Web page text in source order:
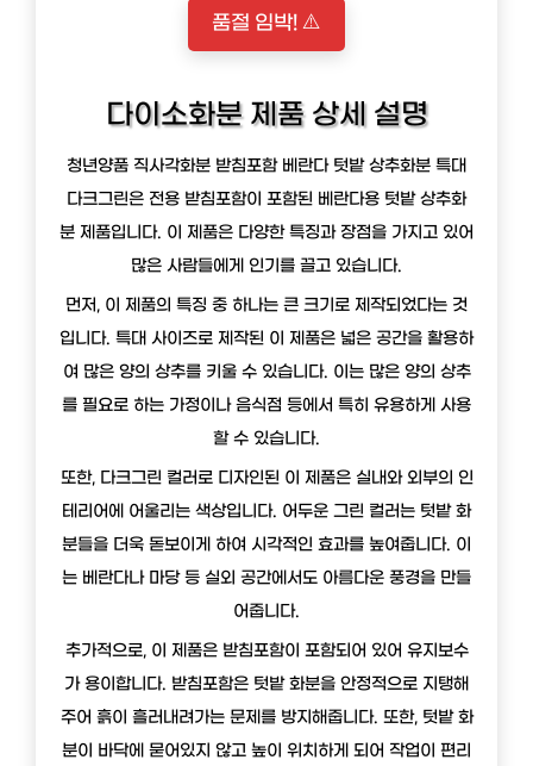
품절 임박! ⚠️
다이소화분 제품 상세 설명
청년양품 직사각화분 받침포함 베란다 텃밭 상추화분 특대
다크그린은 전용 받침포함이 포함된 베란다용 텃밭 상추화
분 제품입니다. 이 제품은 다양한 특징과 장점을 가지고 있어
많은 사람들에게 인기를 끌고 있습니다.
먼저, 이 제품의 특징 중 하나는 큰 크기로 제작되었다는 것
입니다. 특대 사이즈로 제작된 이 제품은 넓은 공간을 활용하
여 많은 양의 상추를 키울 수 있습니다. 이는 많은 양의 상추
를 필요로 하는 가정이나 음식점 등에서 특히 유용하게 사용
할 수 있습니다.
또한, 다크그린 컬러로 디자인된 이 제품은 실내와 외부의 인
테리어에 어울리는 색상입니다. 어두운 그린 컬러는 텃밭 화
분들을 더욱 돋보이게 하여 시각적인 효과를 높여줍니다. 이
는 베란다나 마당 등 실외 공간에서도 아름다운 풍경을 만들
어줍니다.
추가적으로, 이 제품은 받침포함이 포함되어 있어 유지보수
가 용이합니다. 받침포함은 텃밭 화분을 안정적으로 지탱해
주어 흙이 흘러내려가는 문제를 방지해줍니다. 또한, 텃밭 화
분이 바닥에 묻어있지 않고 높이 위치하게 되어 작업이 편리